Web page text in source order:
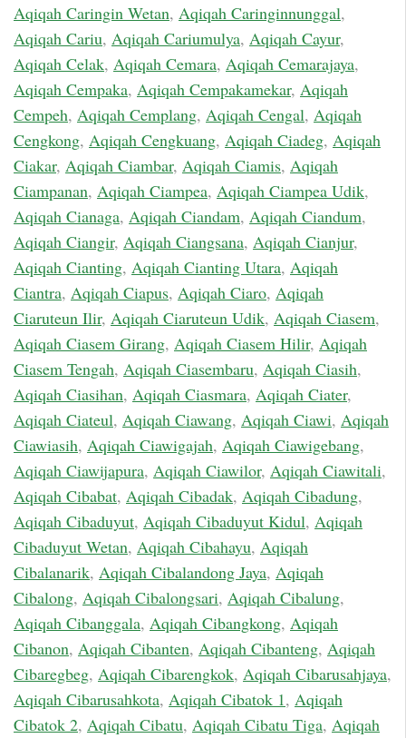
Aqiqah Caringin Wetan, Aqiqah Caringinnunggal,
Aqiqah Cariu, Aqiqah Cariumulya, Aqiqah Cayur,
Aqiqah Celak, Aqiqah Cemara, Aqiqah Cemarajaya,
Aqiqah Cempaka, Aqiqah Cempakamekar, Aqiqah
Cempeh, Aqiqah Cemplang, Aqiqah Cengal, Aqiqah
Cengkong, Aqiqah Cengkuang, Aqiqah Ciadeg, Aqiqah
Ciakar, Aqiqah Ciambar, Aqiqah Ciamis, Aqiqah
Ciampanan, Aqiqah Ciampea, Aqiqah Ciampea Udik,
Aqiqah Cianaga, Aqiqah Ciandam, Aqiqah Ciandum,
Aqiqah Ciangir, Aqiqah Ciangsana, Aqiqah Cianjur,
Aqiqah Cianting, Aqiqah Cianting Utara, Aqiqah
Ciantra, Aqiqah Ciapus, Aqiqah Ciaro, Aqiqah
Ciaruteun Ilir, Aqiqah Ciaruteun Udik, Aqiqah Ciasem,
Aqiqah Ciasem Girang, Aqiqah Ciasem Hilir, Aqiqah
Ciasem Tengah, Aqiqah Ciasembaru, Aqiqah Ciasih,
Aqiqah Ciasihan, Aqiqah Ciasmara, Aqiqah Ciater,
Aqiqah Ciateul, Aqiqah Ciawang, Aqiqah Ciawi, Aqiqah
Ciawiasih, Aqiqah Ciawigajah, Aqiqah Ciawigebang,
Aqiqah Ciawijapura, Aqiqah Ciawilor, Aqiqah Ciawitali,
Aqiqah Cibabat, Aqiqah Cibadak, Aqiqah Cibadung,
Aqiqah Cibaduyut, Aqiqah Cibaduyut Kidul, Aqiqah
Cibaduyut Wetan, Aqiqah Cibahayu, Aqiqah
Cibalanarik, Aqiqah Cibalandong Jaya, Aqiqah
Cibalong, Aqiqah Cibalongsari, Aqiqah Cibalung,
Aqiqah Cibanggala, Aqiqah Cibangkong, Aqiqah
Cibanon, Aqiqah Cibanten, Aqiqah Cibanteng, Aqiqah
Cibaregbeg, Aqiqah Cibarengkok, Aqiqah Cibarusahjaya,
Aqiqah Cibarusahkota, Aqiqah Cibatok 1, Aqiqah
Cibatok 2, Aqiqah Cibatu, Aqiqah Cibatu Tiga, Aqiqah